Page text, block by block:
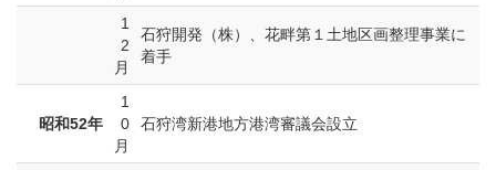
1
2
月
石狩開発（株）、花畔第１土地区画整理事業に
着手
昭和52年
1
0
月
石狩湾新港地方港湾審議会設立